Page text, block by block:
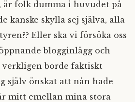
folk dumma i huvudet på
kanske skylla sej själva, alla
Eller ska vi försöka oss
blogginlägg och
verkligen borde faktiskt
själv önskat att nån hade
mitt emellan mina stora